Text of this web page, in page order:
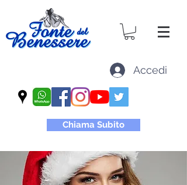
Accedi
Chiama Subito